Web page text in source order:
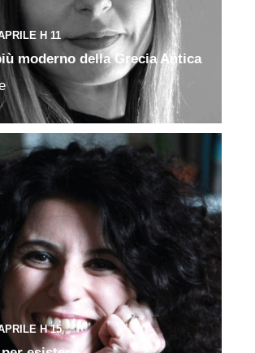
H 11
moderno della Grecia Antica
H 15